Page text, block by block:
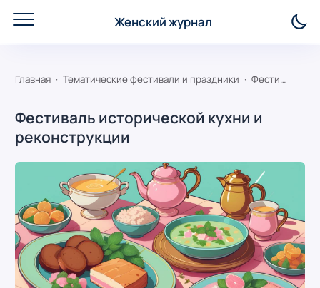
Женский журнал
Главная Тематические фестивали и праздники Фестиваль исторической кухни и реконструкции
Фестиваль исторической кухни и
реконструкции